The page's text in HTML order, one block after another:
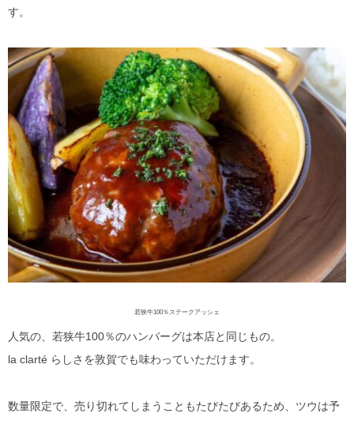
す。
若狭牛100％ステークアッシェ
人気の、若狭牛100％のハンバーグは本店と同じもの。
la clarté らしさを敦賀でも味わっていただけます。
数量限定で、売り切れてしまうこともたびたびあるため、ツウは予